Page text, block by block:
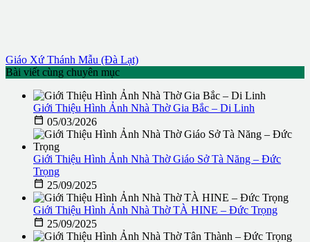
Giáo Xứ Thánh Mẫu (Đà Lạt)
Bài viết cùng chuyên mục
Giới Thiệu Hình Ảnh Nhà Thờ Gia Bắc – Di Linh
 05/03/2026
Giới Thiệu Hình Ảnh Nhà Thờ Giáo Sở Tà Năng – Đức
Trọng
 25/09/2025
Giới Thiệu Hình Ảnh Nhà Thờ TÀ HINE – Đức Trọng
 25/09/2025